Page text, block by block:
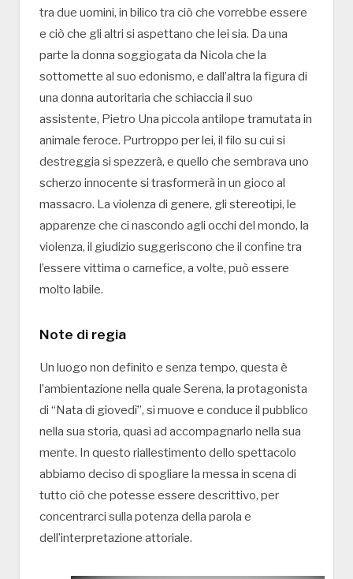
tra due uomini, in bilico tra ciò che vorrebbe essere
e ciò che gli altri si aspettano che lei sia. Da una
parte la donna soggiogata da Nicola che la
sottomette al suo edonismo, e dall’altra la figura di
una donna autoritaria che schiaccia il suo
assistente, Pietro Una piccola antilope tramutata in
animale feroce. Purtroppo per lei, il filo su cui si
destreggia si spezzerà, e quello che sembrava uno
scherzo innocente si trasformerà in un gioco al
massacro. La violenza di genere, gli stereotipi, le
apparenze che ci nascondo agli occhi del mondo, la
violenza, il giudizio suggeriscono che il confine tra
l’essere vittima o carnefice, a volte, può essere
molto labile.
Note di regia
Un luogo non definito e senza tempo, questa è
l’ambientazione nella quale Serena, la protagonista
di “Nata di giovedì”, si muove e conduce il pubblico
nella sua storia, quasi ad accompagnarlo nella sua
mente. In questo riallestimento dello spettacolo
abbiamo deciso di spogliare la messa in scena di
tutto ciò che potesse essere descrittivo, per
concentrarci sulla potenza della parola e
dell’interpretazione attoriale.